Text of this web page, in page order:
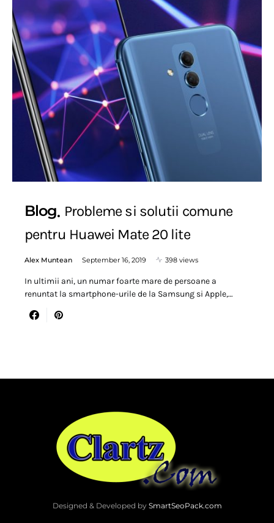
Blog Probleme si solutii comune
pentru Huawei Mate 20 lite
Alex Muntean September 16, 2019 398 views
In ultimii ani, un numar foarte mare de persoane a
renuntat la smartphone-urile de la Samsung si Apple,…
Designed & Developed by SmartSeoPack.com